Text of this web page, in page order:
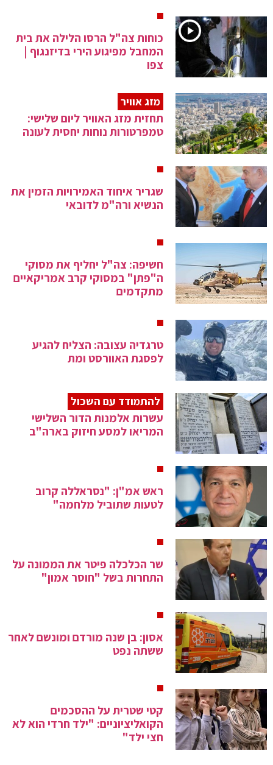
כוחות צה"ל הרסו הלילה את בית
המחבל מפיגוע הירי בדיזנגוף |
צפו
מזג אוויר
תחזית מזג האוויר ליום שלישי:
טמפרטורות נוחות יחסית לעונה
שגריר איחוד האמירויות הזמין את
הנשיא ורה"מ לדובאי
חשיפה: צה"ל יחליף את מסוקי
ה"פתן" במסוקי קרב אמריקאיים
מתקדמים
טרגדיה עצובה: הצליח להגיע
לפסגת האוורסט ומת
להתמודד עם השכול
עשרות אלמנות הדור השלישי
המריאו למסע חיזוק בארה"ב
ראש אמ"ן: "נסראללה קרוב
לטעות שתוביל מלחמה"
שר הכלכלה פיטר את הממונה על
התחרות בשל "חוסר אמון"
אסון: בן שנה מורדם ומונשם לאחר
ששתה נפט
קטי שטרית על ההסכמים
הקואליציוניים: "ילד חרדי הוא לא
חצי ילד"